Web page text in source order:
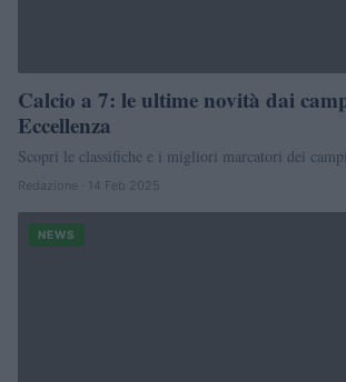
Calcio a 7: le ultime novità dai
Eccellenza
Scopri le classifiche e i migliori marcatori dei
Redazione · 14 Feb 2025
NEWS